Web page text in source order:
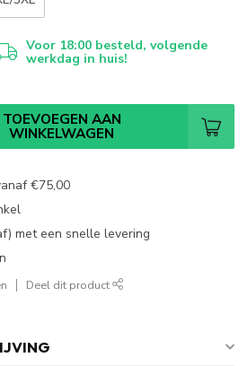
Voor 18:00 besteld, volgende
werkdag in huis!
TOEVOEGEN AAN
WINKELWAGEN
€75,00
met een snelle levering
Deel dit product